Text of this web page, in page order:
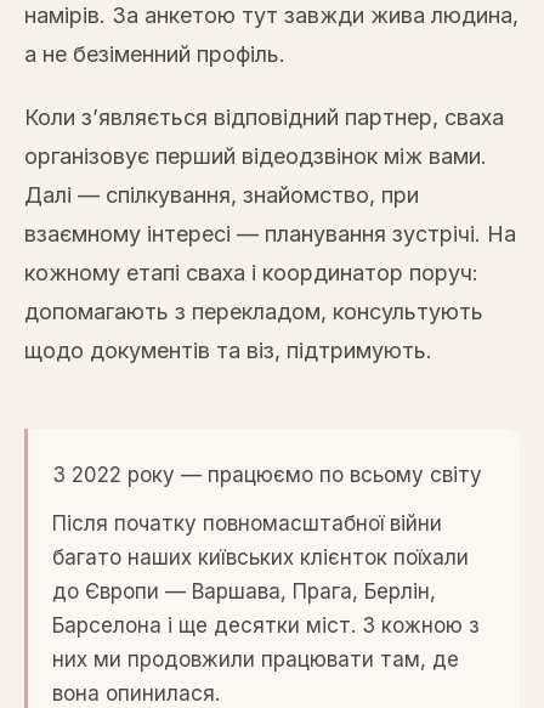
намірів. За анкетою тут завжди жива людина,
а не безіменний профіль.
Коли з’являється відповідний партнер, сваха
організовує перший відеодзвінок між вами.
Далі — спілкування, знайомство, при
взаємному інтересі — планування зустрічі. На
кожному етапі сваха і координатор поруч:
допомагають з перекладом, консультують
щодо документів та віз, підтримують.
З 2022 року — працюємо по всьому світу
Після початку повномасштабної війни
багато наших київських клієнток поїхали
до Європи — Варшава, Прага, Берлін,
Барселона і ще десятки міст. З кожною з
них ми продовжили працювати там, де
вона опинилася.